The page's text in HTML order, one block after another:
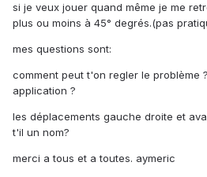
si je veux jouer quand même je me
plus ou moins à 45° degrés.(pas
mes questions sont:
comment peut t'on regler le problème
application ?
les déplacements gauche droite et
t'il un nom?
merci a tous et a toutes. aymeric